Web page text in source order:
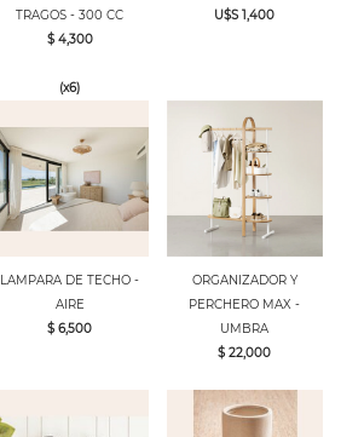
TRAGOS - 300 CC
$ 4,300
(x6)
U$S 1,400
LAMPARA DE TECHO -
AIRE
$ 6,500
ORGANIZADOR Y
PERCHERO MAX -
UMBRA
$ 22,000